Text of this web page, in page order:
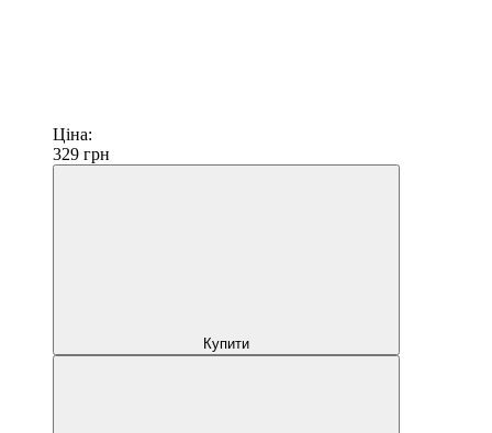
Ціна:
329 грн
Купити